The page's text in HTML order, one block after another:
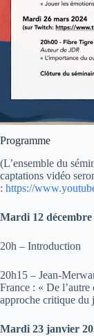
Programme
(L’ensemble du
captations vidéo
: https://
Mardi 12 décembre
20h – Introduction
20h15 – Jean-
France : « De
approche critique du
Mardi 23 janvier